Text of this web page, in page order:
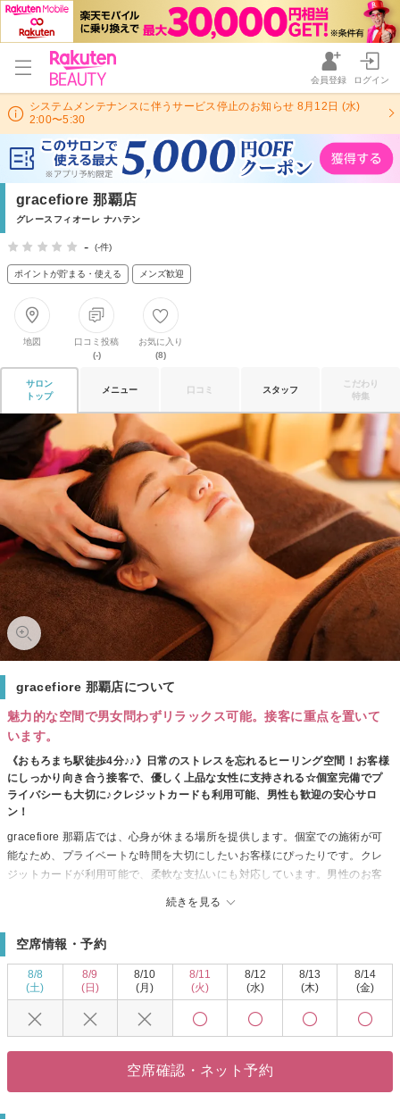
会員登録 ログイン
システムメンテナンスに伴うサービス停止のお知らせ 8月12日 (水)
2:00〜5:30
gracefiore 那覇店
グレースフィオーレ ナハテン
- (-件)
ポイントが貯まる・使える メンズ歓迎
地図
口コミ投稿
(-)
お気に入り
(8)
サロン
トップ
メニュー 口コミ スタッフ
こだわり
特集
gracefiore 那覇店について
魅力的な空間で男女問わずリラックス可能。接客に重点を置いて
います。
《おもろまち駅徒歩4分♪♪》日常のストレスを忘れるヒーリング空間！お客様
にしっかり向き合う接客で、優しく上品な女性に支持される☆個室完備でプ
ライバシーも大切に♪クレジットカードも利用可能、男性も歓迎の安心サロ
ン！
続きを見る
gracefiore 那覇店では、心身が休まる場所を提供します。個室での施術が可
能なため、プライベートな時間を大切にしたいお客様にぴったりです。クレ
ジットカードが利用可能で、柔軟な支払いにも対応しています。男性のお客
て、落ち着いた魅力あふれる女性に特に支持されています。ストレスを解消
できる空間で、心身ともに癒され、リフレッシュできる時間をお過ごしいた
だけます。
空席情報・予約
8/8
(土)
8/9
(日)
8/10
(月)
8/11
(火)
8/12
(水)
8/13
(木)
8/14
(金)
空席確認・ネット予約